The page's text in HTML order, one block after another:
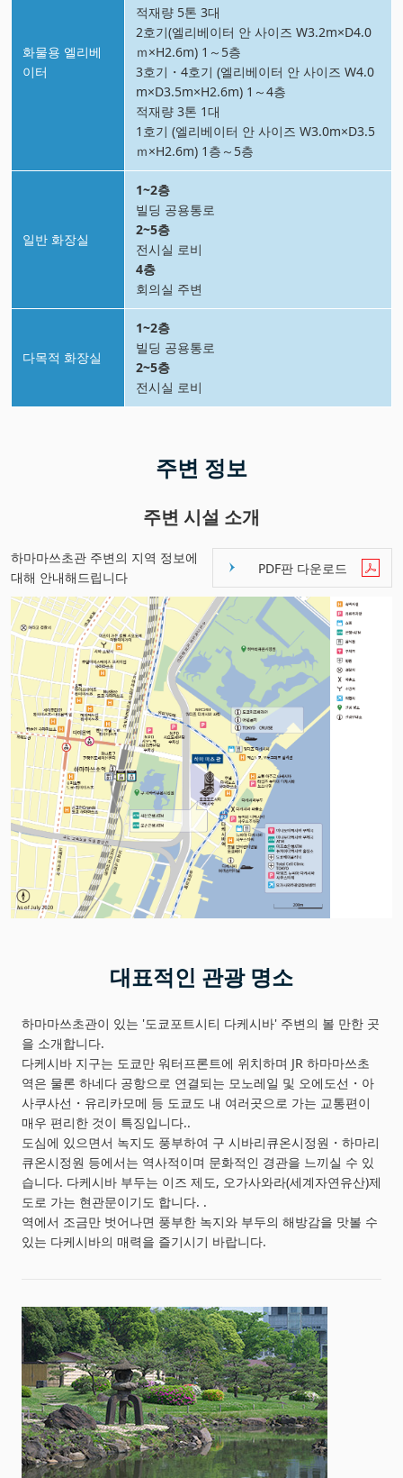
화물용 엘리베
이터
적재량 5톤 3대
2호기(엘리베이터 안 사이즈 W3.2m×D4.0
ｍ×H2.6m) 1～5층
3호기・4호기 (엘리베이터 안 사이즈 W4.0
m×D3.5m×H2.6m) 1～4층
적재량 3톤 1대
1호기 (엘리베이터 안 사이즈 W3.0m×D3.5
ｍ×H2.6m) 1층～5층
일반 화장실
1~2층
빌딩 공용통로
2~5층
전시실 로비
4층
회의실 주변
다목적 화장실
1~2층
빌딩 공용통로
2~5층
전시실 로비
주변 정보
주변 시설 소개
하마마쓰초관 주변의 지역 정보에
대해 안내해드립니다
PDF판 다운로드
대표적인 관광 명소
하마마쓰초관이 있는 '도쿄포트시티 다케시바' 주변의 볼 만한 곳
을 소개합니다.
다케시바 지구는 도쿄만 워터프론트에 위치하며 JR 하마마쓰초
역은 물론 하네다 공항으로 연결되는 모노레일 및 오에도선・아
사쿠사선・유리카모메 등 도쿄도 내 여러곳으로 가는 교통편이
매우 편리한 것이 특징입니다..
도심에 있으면서 녹지도 풍부하여 구 시바리큐온시정원・하마리
큐온시정원 등에서는 역사적이며 문화적인 경관을 느끼실 수 있
습니다. 다케시바 부두는 이즈 제도, 오가사와라(세계자연유산)제
도로 가는 현관문이기도 합니다. .
역에서 조금만 벗어나면 풍부한 녹지와 부두의 해방감을 맛볼 수
있는 다케시바의 매력을 즐기시기 바랍니다.